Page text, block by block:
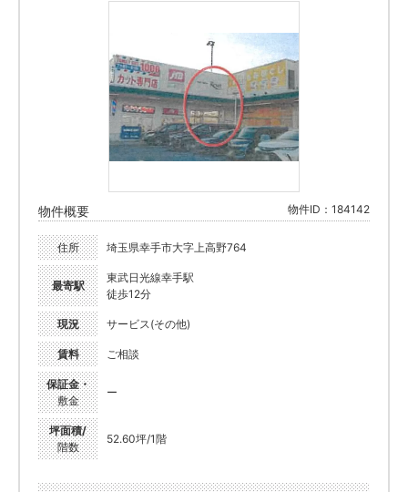
物件概要 物件ID：184142
住所 埼玉県幸手市大字上高野764
最寄駅
東武日光線幸手駅
徒歩12分
現況 サービス(その他)
賃料 ご相談
保証金・
敷金
ー
坪面積/
階数
52.60坪/1階